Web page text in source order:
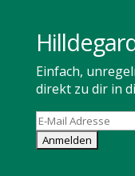
Einfach,
direkt zu dir in